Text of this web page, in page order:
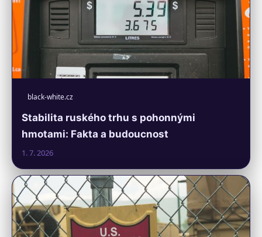
black-white.cz
Stabilita ruského trhu s pohonnými
hmotami: Fakta a budoucnost
1. 7. 2026